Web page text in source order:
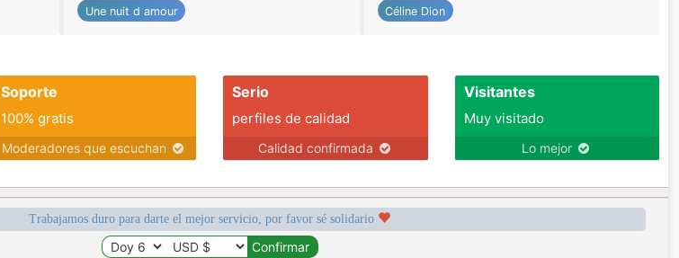
Une nuit d amour Céline Dion
Soporte
100% gratis
Moderadores que escuchan
Serio
perfiles de calidad
Calidad confirmada
Visitantes
Muy visitado
Lo mejor
Trabajamos duro para darte el mejor servicio, por favor sé solidario